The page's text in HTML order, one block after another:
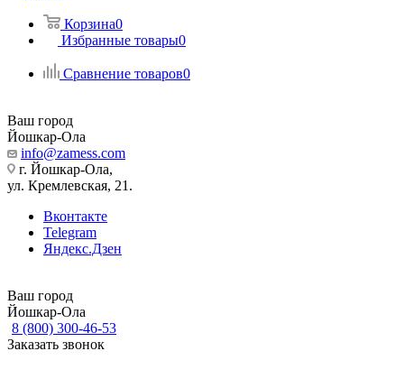
Корзина0
Избранные товары0
Сравнение товаров0
Ваш город
Йошкар-Ола
info@zamess.com
г. Йошкар-Ола,
ул. Кремлевская, 21.
Вконтакте
Telegram
Яндекс.Дзен
Ваш город
Йошкар-Ола
8 (800) 300-46-53
Заказать звонок